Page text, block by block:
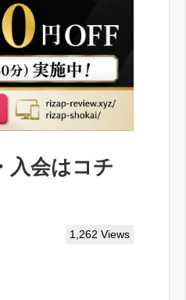
入会はコチ
1,262 Views